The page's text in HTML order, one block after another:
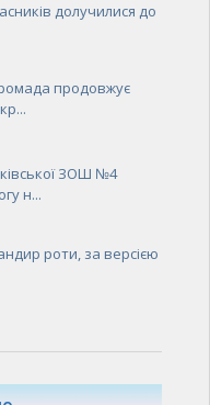
долучилися до
продовжує
ЗОШ №4
н...
роти, за версією